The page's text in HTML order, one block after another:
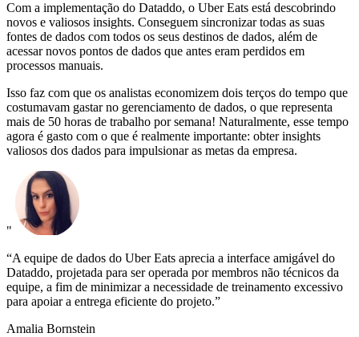
Com a implementação do Dataddo, o Uber Eats está descobrindo
novos e valiosos insights. Conseguem sincronizar todas as suas
fontes de dados com todos os seus destinos de dados, além de
acessar novos pontos de dados que antes eram perdidos em
processos manuais.
Isso faz com que os analistas economizem dois terços do tempo que
costumavam gastar no gerenciamento de dados, o que representa
mais de 50 horas de trabalho por semana! Naturalmente, esse tempo
agora é gasto com o que é realmente importante: obter insights
valiosos dos dados para impulsionar as metas da empresa.
"
“A equipe de dados do Uber Eats aprecia a interface amigável do
Dataddo, projetada para ser operada por membros não técnicos da
equipe, a fim de minimizar a necessidade de treinamento excessivo
para apoiar a entrega eficiente do projeto.”
Amalia Bornstein